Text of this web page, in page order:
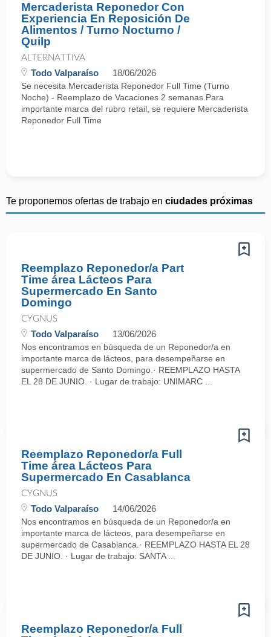
Mercaderista Reponedor Con
Experiencia En Reposición De
Alimentos / Turno Nocturno /
Quilp
ALTERNATTIVA
Todo Valparaíso 18/06/2026
Se necesita Mercaderista Reponedor Full Time (Turno
Noche) - Reemplazo de Vacaciones 2 semanas.Para
importante marca del rubro retail, se requiere Mercaderista
Reponedor Full Time
Te proponemos ofertas de trabajo en ciudades próximas
Reemplazo Reponedor/a Part
Time área Lácteos Para
Supermercado En Santo
Domingo
CYGNUS
Todo Valparaíso 13/06/2026
Nos encontramos en búsqueda de un Reponedor/a en
importante marca de lácteos, para desempeñarse en
supermercado de Santo Domingo.· REEMPLAZO HASTA
EL 28 DE JUNIO. · Lugar de trabajo: UNIMARC ...
Reemplazo Reponedor/a Full
Time área Lácteos Para
Supermercado En Casablanca
CYGNUS
Todo Valparaíso 14/06/2026
Nos encontramos en búsqueda de un Reponedor/a en
importante marca de lácteos, para desempeñarse en
supermercado de Casablanca.· REEMPLAZO HASTA EL 28
DE JUNIO. · Lugar de trabajo: SANTA ...
Reemplazo Reponedor/a Full